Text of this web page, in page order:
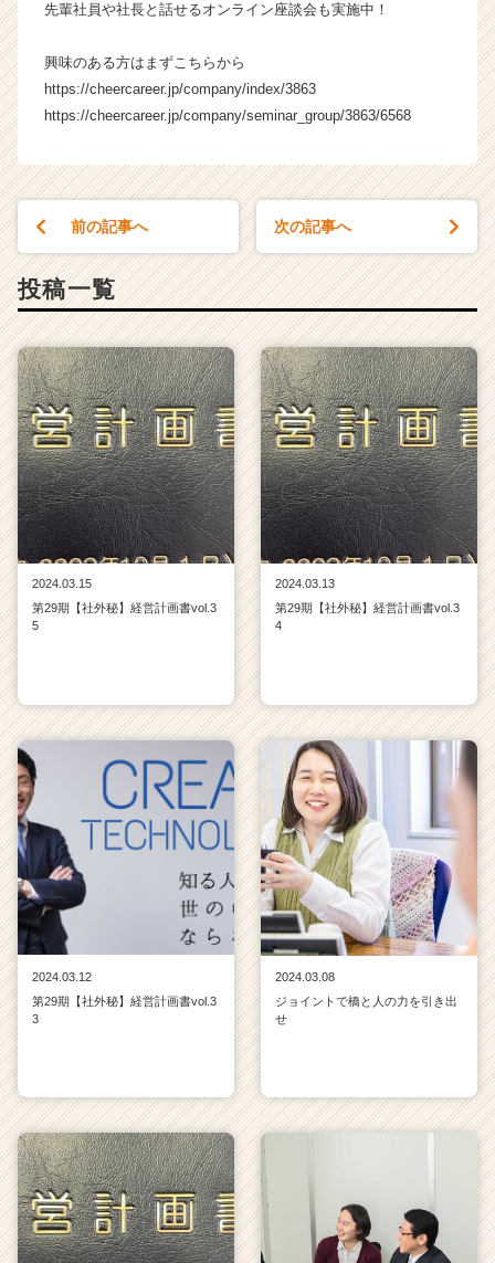
e
r）
先輩社員や社長と話せるオンライン座談会も実施中！
興味のある方はまずこちらから
https://cheercareer.jp/company/index/3863
https://cheercareer.jp/company/seminar_group/3863/6568
前の記事へ 次の記事へ
投稿一覧
2024.03.15
第29期【社外秘】経営計画書vol.3
5
2024.03.13
第29期【社外秘】経営計画書vol.3
4
2024.03.12
第29期【社外秘】経営計画書vol.3
3
2024.03.08
ジョイントで橋と人の力を引き出
せ